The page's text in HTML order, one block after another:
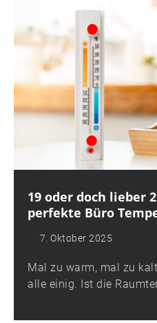
19 oder doch lieber
perfekte Büro
7. Oktober 2025
Mal zu warm, mal zu
alle einig. Ist die